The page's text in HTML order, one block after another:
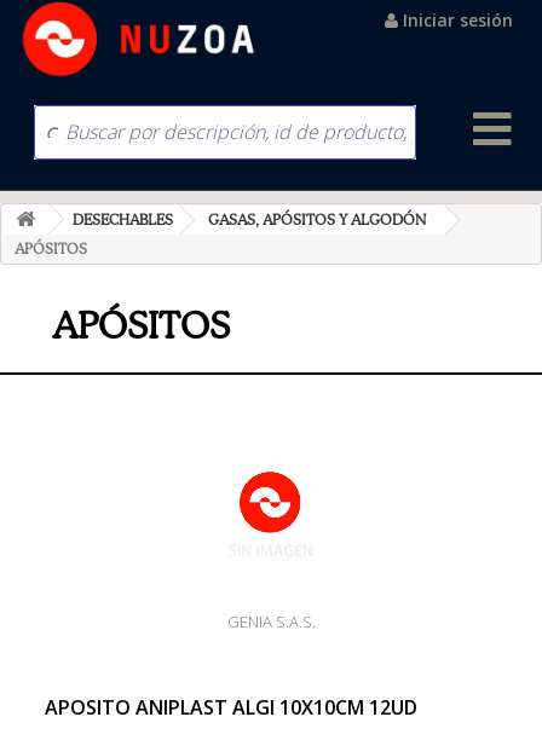
Iniciar sesión
DESECHABLES
GASAS, APÓSITOS Y ALGODÓN
APÓSITOS
APÓSITOS
GENIA S.A.S.
APOSITO ANIPLAST ALGI 10X10CM 12UD